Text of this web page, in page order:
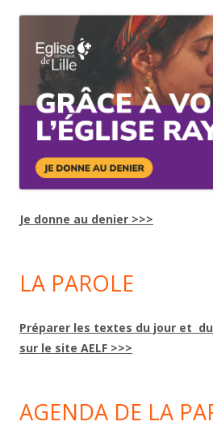
Je donne au denier >>>
LA PAROLE
Préparer les textes du jour et
sur le site AELF >>>
AGENDA DE LA